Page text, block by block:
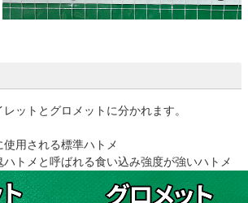
ットとグロメットに分かれます。
使用される標準ハトメ
ハトメと呼ばれる食い込み強度が強いハトメ